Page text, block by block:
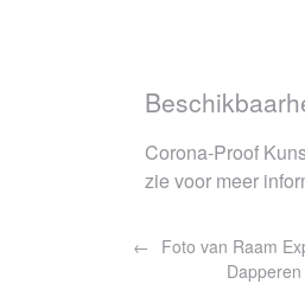
Corona-Proof
zie voor meer
navigatieFoto van Raam